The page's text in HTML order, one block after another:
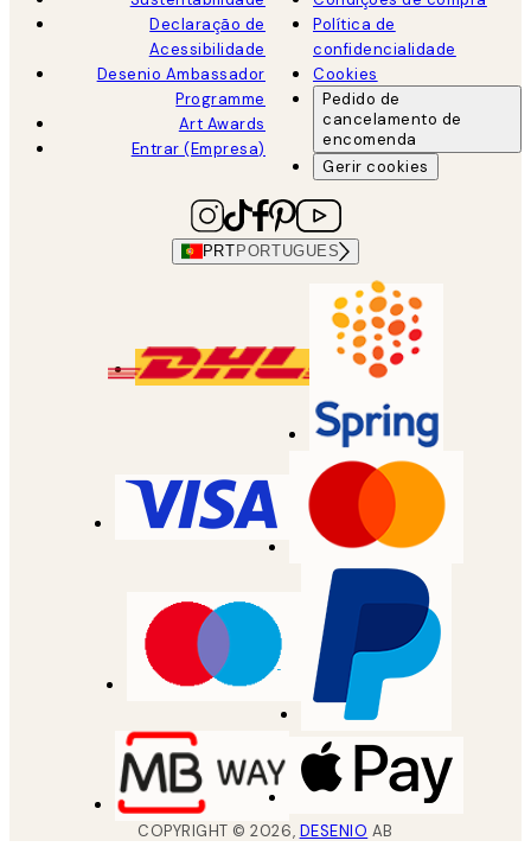
Declaração de
Acessibilidade
Desenio Ambassador
Programme
Art Awards
Entrar (Empresa)
Política de
confidencialidade
Cookies
Pedido de
cancelamento de
encomenda
Gerir cookies
PRT PORTUGUES
COPYRIGHT ©2026, DESENIO AB